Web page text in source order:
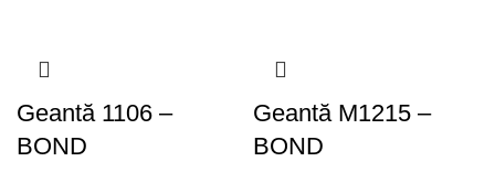
Geantă 1106 –
BOND
Geantă M1215 –
BOND